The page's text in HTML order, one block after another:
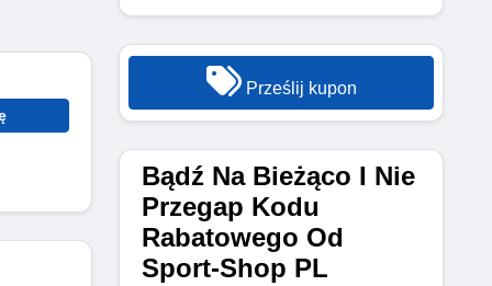
Prześlij kupon
Bądź Na Bieżąco I Nie
Przegap Kodu
Rabatowego Od
Sport-Shop PL